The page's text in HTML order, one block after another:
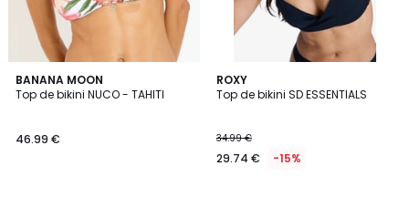
BANANA MOON
Top de bikini NUCO - TAHITI
46.99 €
ROXY
Top de bikini SD ESSENTIALS
34.99 €
29.74 € -15%